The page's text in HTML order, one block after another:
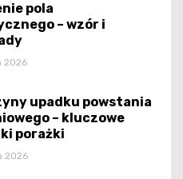
pola
– wzór i
2026
upadku powstania
– kluczowe
porażki
2026